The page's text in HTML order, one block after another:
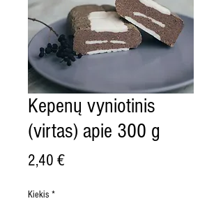
Kepenų vyniotinis
(virtas) apie 300 g
2,40 €Price
Kiekis *